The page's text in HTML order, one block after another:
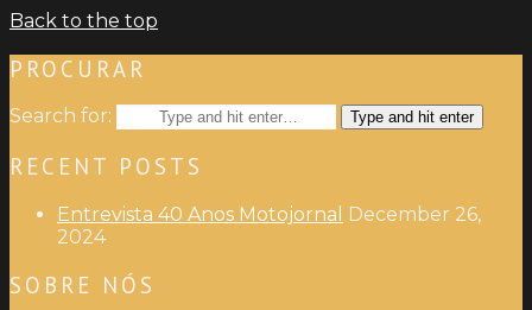
Back to the top
PROCURAR
Search for: Type and hit enter
RECENT POSTS
Entrevista 40 Anos Motojornal December 26,
2024
SOBRE NÓS